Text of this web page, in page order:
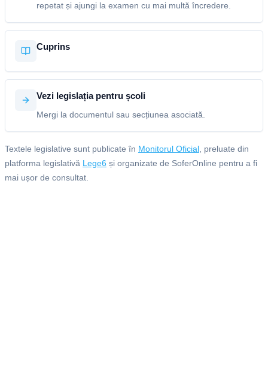
repetat și ajungi la examen cu mai multă încredere.
Cuprins
Vezi legislația pentru școli
Mergi la documentul sau secțiunea asociată.
Textele legislative sunt publicate în Monitorul Oficial , preluate din
platforma legislativă Lege6 și organizate de SoferOnline pentru a fi
mai ușor de consultat.